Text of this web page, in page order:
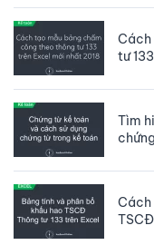
Cách
tư
Tìm
Cách